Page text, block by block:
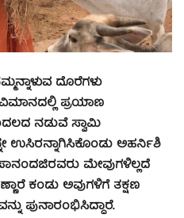
ದೊರೆಗಳು
ವಿಮಾನದಲ್ಲಿ ಪ್ರಯಾಣ
ನಡುವೆ ಸ್ವಾಮಿ
ಉಸಿರನ್ನಾಗಿಸಿಕೊಂಡು ಅಹರ್ನಿಶಿ
ಮೇವುಗಳಿಲ್ಲದೆ
ಕಂಡು ಅವುಗಳಿಗೆ ತಕ್ಷಣ
ಪುನಾರಂಭಿಸಿದ್ದಾರೆ.